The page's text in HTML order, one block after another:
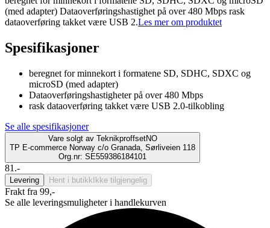
(med adapter) Dataoverføringshastighet på over 480 Mbps rask
dataoverføring takket være USB 2.Les mer om produktet
Spesifikasjoner
beregnet for minnekort i formatene SD, SDHC, SDXC og
microSD (med adapter)
Dataoverføringshastigheter på over 480 Mbps
rask dataoverføring takket være USB 2.0-tilkobling
Se alle spesifikasjoner
Vare solgt av TeknikproffsetNO
TP E-commerce Norway c/o Granada, Sørliveien 118
Org.nr: SE559386184101
81.-
Levering Hent i butikk Ikke tilgjengelig
Frakt fra 99,-
Se alle leveringsmuligheter i handlekurven